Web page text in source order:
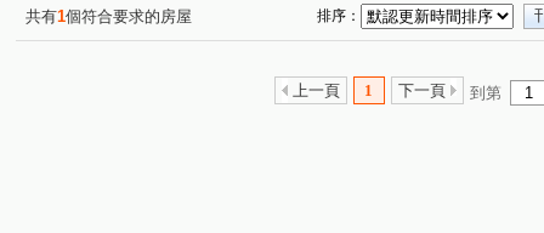
水湳段(1) 長生巷(1) 敦富路(2) 興華一路
詔安街(1) 旱溪西路三段(1) 軍福十六路(1) 安順東十街
共有1個符合要求的房屋 排序：
上一頁 1 下一頁 到第